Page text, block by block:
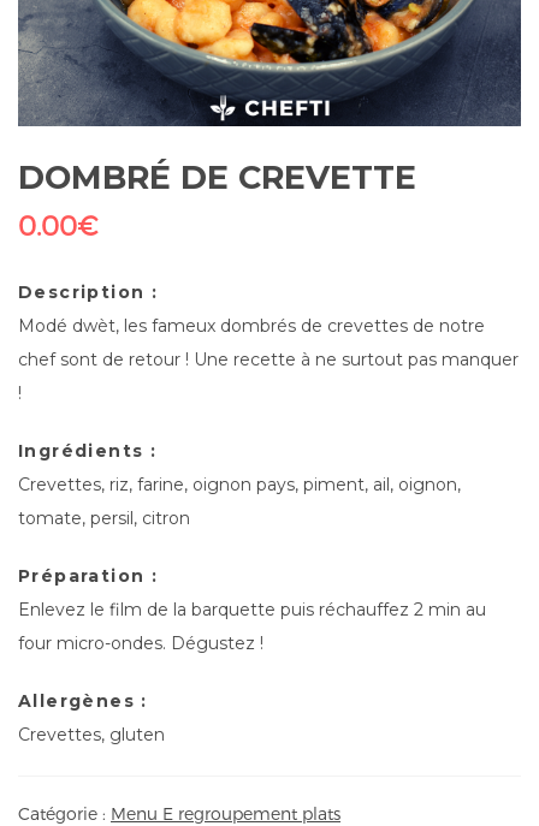
DOMBRÉ DE CREVETTE
0.00€
Description :
Modé dwèt, les fameux dombrés de crevettes de notre
chef sont de retour ! Une recette à ne surtout pas manquer
!
Ingrédients :
Crevettes, riz, farine, oignon pays, piment, ail, oignon,
tomate, persil, citron
Préparation :
Enlevez le film de la barquette puis réchauffez 2 min au
four micro-ondes. Dégustez !
Allergènes :
Crevettes, gluten
Catégorie : Menu E regroupement plats